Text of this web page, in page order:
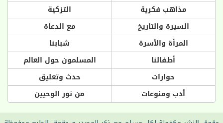
مذاهب فكرية
التزكية
السيرة والتاريخ
مع الدعاة
المرأة والأسرة
شبابنا
أطفالنا
المسلمون حول العالم
حوارات
حدث وتعليق
أدب ومنوعات
من نور الوحيين